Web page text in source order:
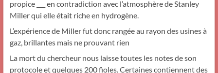
propice ___ en contradiction avec l’atmosphère de Stanley
Miller qui elle était riche en hydrogène.
L’expérience de Miller fut donc rangée au rayon des usines à
gaz, brillantes mais ne prouvant rien
La mort du chercheur nous laisse toutes les notes de son
protocole et quelques 200 fioles. Certaines contiennent des